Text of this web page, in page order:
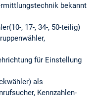
bekannt
, 17-, 34-, 50-teilig)
für Einstellung
als
Kennzahlen-